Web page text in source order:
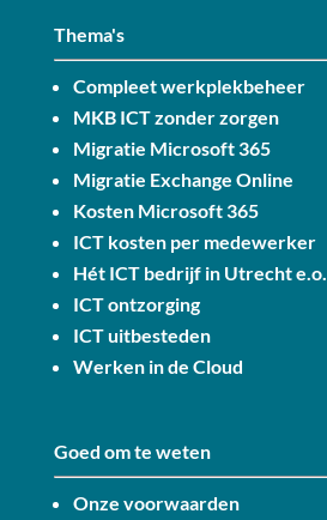
Thema's
Compleet werkplekbeheer
MKB ICT zonder zorgen
Migratie Microsoft 365
Migratie Exchange Online
Kosten Microsoft 365
ICT kosten per medewerker
Hét ICT bedrijf in Utrecht e.o.
ICT ontzorging
ICT uitbesteden
Werken in de Cloud
Goed om te weten
Onze voorwaarden